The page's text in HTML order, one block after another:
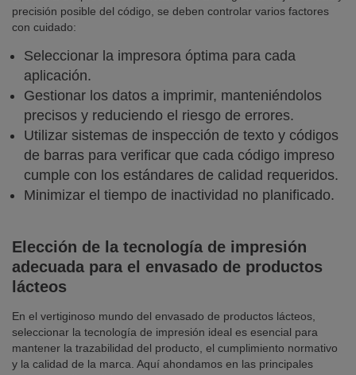
precisión posible del código, se deben controlar varios factores
con cuidado:
Seleccionar la impresora óptima para cada
aplicación.
Gestionar los datos a imprimir, manteniéndolos
precisos y reduciendo el riesgo de errores.
Utilizar sistemas de inspección de texto y códigos
de barras para verificar que cada código impreso
cumple con los estándares de calidad requeridos.
Minimizar el tiempo de inactividad no planificado.
Elección de la tecnología de impresión
adecuada para el envasado de productos
lácteos
En el vertiginoso mundo del envasado de productos lácteos,
seleccionar la tecnología de impresión ideal es esencial para
mantener la trazabilidad del producto, el cumplimiento normativo
y la calidad de la marca. Aquí ahondamos en las principales